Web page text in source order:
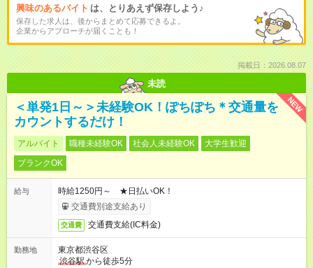
興味のあるバイト は、とりあえず保存しよう♪
保存した求人は、後からまとめて応募できるよ。
企業からアプローチが届くことも！
掲載日：2026.08.07
未読
NEW
＜単発1日～＞未経験OK！ぽちぽち＊交通量を
カウントするだけ！
アルバイト 職種未経験OK 社会人未経験OK
大学生歓迎
ブランクOK
給与
時給1250円～ ★日払いOK！
交通費別途支給あり
交通費 交通費支給(IC料金)
勤務地
東京都渋谷区
渋谷駅から徒歩5分